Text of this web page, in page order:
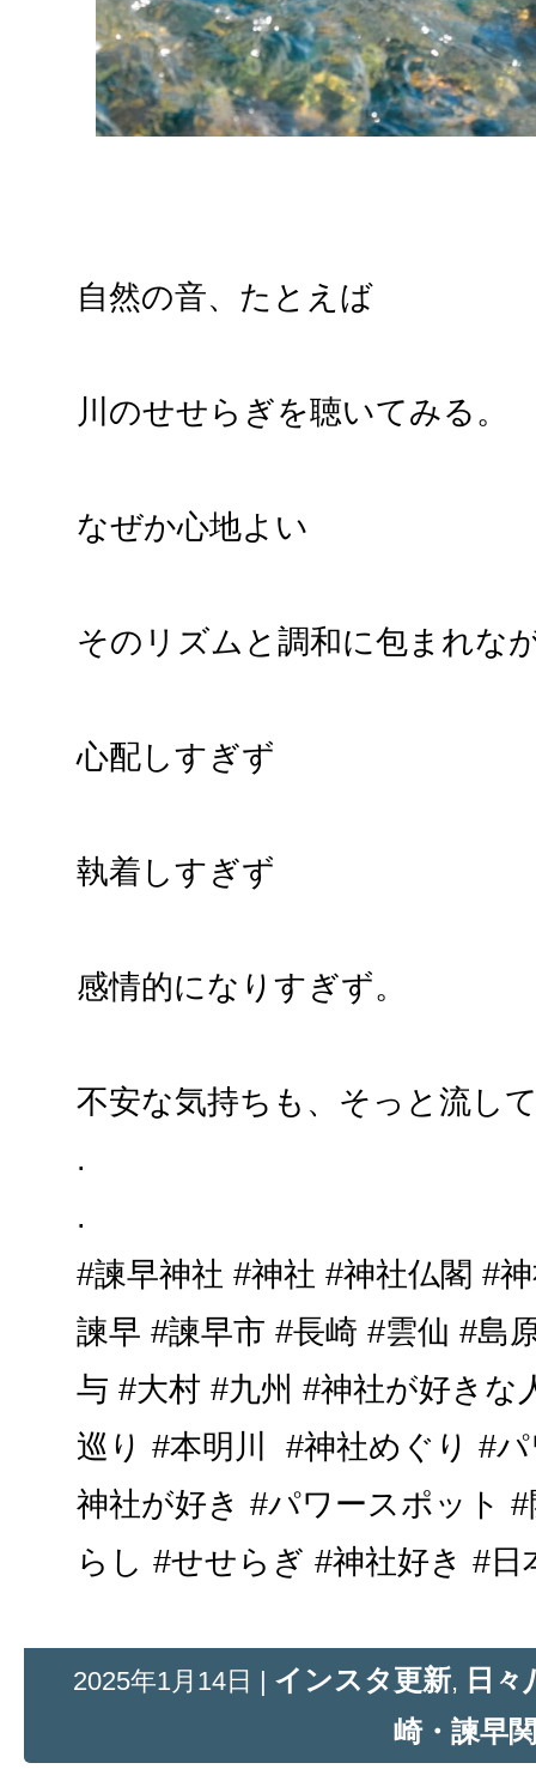
自然の音、たとえば
川のせせらぎを聴いてみる。
なぜか心地よい
そのリズムと調和に包まれな
心配しすぎず
執着しすぎず
感情的になりすぎず。
不安な気持ちも、そっと流し
.
.
#諫早神社 #神社 #神社仏閣 #
諫早 #諫早市 #長崎 #雲仙 #島
与 #大村 #九州 #神社が好きな
巡り #本明川 #神社めぐり #
神社が好き #パワースポット
らし #せせらぎ #神社好き #
2025年1月14日 | インスタ更新, 日々
崎・諫早